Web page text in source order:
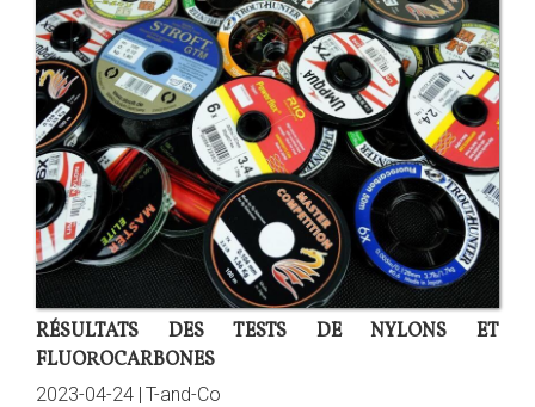
RÉSULTATS DES TESTS DE NYLONS ET
FLUOROCARBONES
2023-04-24 | T-and-Co